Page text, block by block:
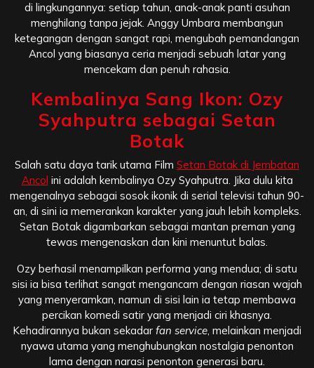
di lingkungannya: setiap tahun, anak-anak panti asuhan
menghilang tanpa jejak. Anggy Umbara membangun
ketegangan dengan sangat rapi, mengubah pemandangan
Ancol yang biasanya ceria menjadi sebuah latar yang
mencekam dan penuh rahasia.
Kembalinya Sang Ikon: Ozy
Syahputra sebagai Setan
Botak
Salah satu daya tarik utama Film Setan Botak di Jembatan
Ancol ini adalah kembalinya Ozy Syahputra. Jika dulu kita
mengenalnya sebagai sosok ikonik di serial televisi tahun 90-
an, di sini ia memerankan karakter yang jauh lebih kompleks.
Setan Botak digambarkan sebagai mantan preman yang
tewas mengenaskan dan kini menuntut balas.
Ozy berhasil menampilkan performa yang mendua; di satu
sisi ia bisa terlihat sangat mengancam dengan riasan wajah
yang menyeramkan, namun di sisi lain ia tetap membawa
percikan komedi satir yang menjadi ciri khasnya.
Kehadirannya bukan sekadar fan service, melainkan menjadi
nyawa utama yang menghubungkan nostalgia penonton
lama dengan narasi penonton generasi baru.